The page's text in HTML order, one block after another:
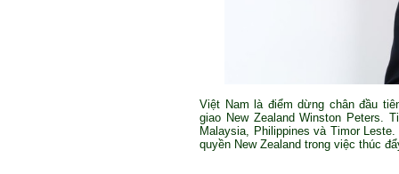
Việt Nam là điểm dừng chân đầu
giao New Zealand Winston Peters.
Malaysia, Philippines và Timor
quyền New Zealand trong việc thúc